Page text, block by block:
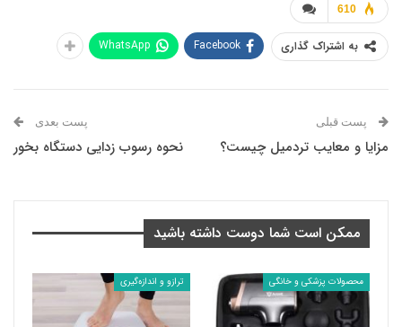
610
به اشتراک گذاری Facebook
WhatsApp
پست قبلی
مزایا و معایب تردمیل چیست؟
پست بعدی
نحوه رسوب زدایی دستگاه بخور
ممکن است شما دوست داشته باشید
محصولات پزشکی و خانگی ترازو و اندازه‌گیری